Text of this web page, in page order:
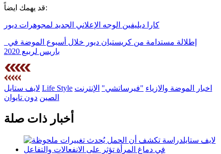
قد يهمك ايضاً:
كارا ديليفين الوجه الإعلاني الجديد لمجوهرات ديور
إطلالة مستدامة من كريستيان ديور خلال أسبوع الموضة في
باريس لربيع 2020
لايف ستايل Life Style اخبار الموضة والازياء "فيرساتشي" الإنترنت
الصين دون تايوان
أخبار ذات صلة